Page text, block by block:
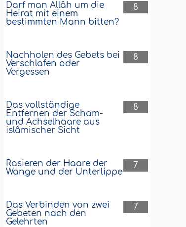
8
Darf man Allâh um die
Heirat mit einem
bestimmten Mann bitten?
8
Nachholen des Gebets bei
Verschlafen oder
Vergessen
8
Das vollständige
Entfernen der Scham-
und Achselhaare aus
islâmischer Sicht
7
Rasieren der Haare der
Wange und der Unterlippe
7
Das Verbinden von zwei
Gebeten nach den
Gelehrten